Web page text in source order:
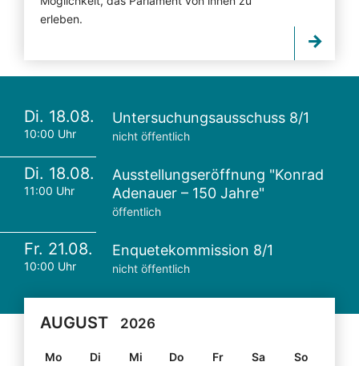
erleben.
Di. 18.08.
10:00 Uhr
Untersuchungsausschuss 8/1
nicht öffentlich
Di. 18.08.
11:00 Uhr
Ausstellungseröffnung "Konrad
Adenauer – 150 Jahre"
öffentlich
Fr. 21.08.
10:00 Uhr
Enquetekommission 8/1
nicht öffentlich
AUGUST 2026
Mo Di Mi Do Fr Sa
So